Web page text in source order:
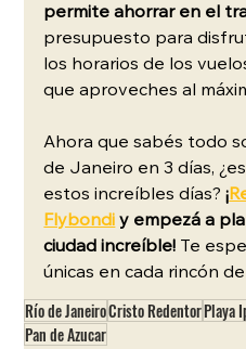
permite ahorrar en el
presupuesto para
los horarios de los
que aproveches al
Ahora que sabés todo
de Janeiro en 3 días,
estos increíbles días? ¡
Flybondi y empezá a
ciudad increíble!
Te
únicas en cada rincón de
Río de JaneiroCristo RedentorPlaya
Pan de Azucar